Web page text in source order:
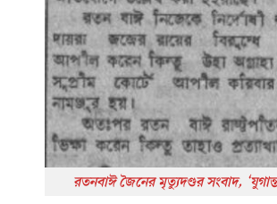
রতনবাঈ জৈনের মৃত্যুদণ্ডর সংবাদ,